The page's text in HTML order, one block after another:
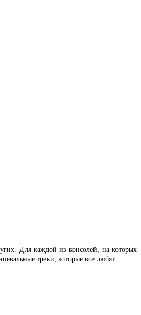
Для каждой из консолей, на которых
треки, которые все любят.